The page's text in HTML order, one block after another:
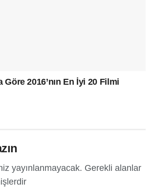
Göre 2016’nın En İyi 20 Filmi
yayınlanmayacak. Gerekli alanlar